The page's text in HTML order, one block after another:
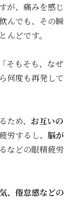
が、痛みを感じ
んでも、その瞬
どです。
そもそも、なぜ
何度も再発して
め、 お互いの
労するし、 脳が
などの眼精疲労
、倦怠感などの